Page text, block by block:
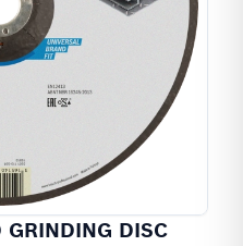
GRINDING DISC